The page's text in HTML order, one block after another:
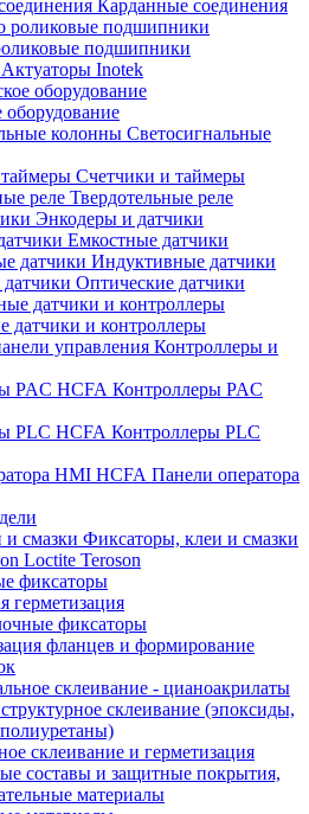
Карданные соединения
подшипники
Актуаторы Inotek
оборудование
Светосигнальные
Счетчики и таймеры
Твердотельные реле
Энкодеры и датчики
Емкостные датчики
Индуктивные датчики
Оптические датчики
датчики и контроллеры
Контроллеры и
Контроллеры PAC
Контроллеры PLC
Панели оператора
Фиксаторы, клеи и смазки
Loctite Teroson
фиксаторы
герметизация
фиксаторы
фланцев и формирование
склеивание - цианоакрилаты
склеивание (эпоксиды,
склеивание и герметизация
составы и защитные покрытия,
материалы